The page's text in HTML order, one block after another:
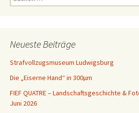
nach:
Neueste Beiträge
Strafvollzugsmuseum Ludwigsburg
Die „Eiserne Hand“ in 300µm
FIEF QUATRE – Landschaftsgeschichte &
Juni 2026